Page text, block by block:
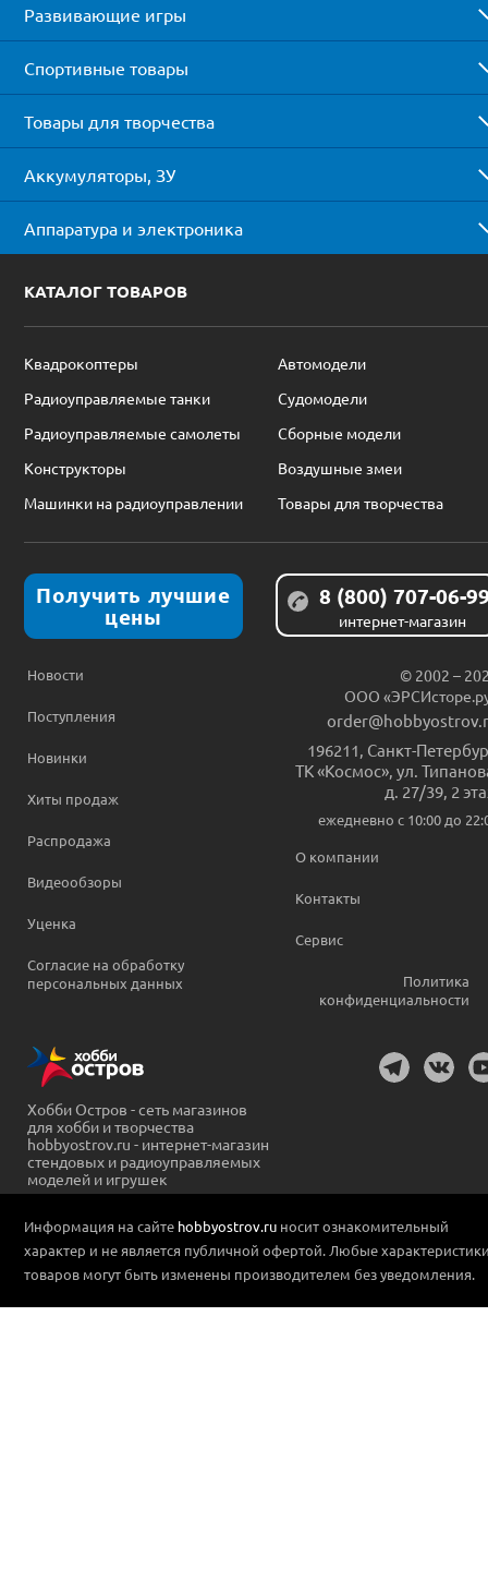
Развивающие игры
Спортивные товары
Товары для творчества
Аккумуляторы, ЗУ
Аппаратура и электроника
КАТАЛОГ ТОВАРОВ
Квадрокоптеры
Автомодели
Радиоуправляемые танки
Судомодели
Радиоуправляемые самолеты
Сборные модели
Конструкторы
Воздушные змеи
Машинки на радиоуправлении
Товары для творчества
Получить лучшие
цены
8 (800) 707-06-
интернет-магазин
Новости
Поступления
Новинки
Хиты продаж
Распродажа
Видеообзоры
Уценка
Согласие на обработку
персональных данных
© 2002 –
ООО
196211 Санкт-
ТК «Космос», ул.
д. 27/39, 2
ежедневно c 10:00 до
О компании
Контакты
Сервис
Политика
конфиденциальности
Хобби Остров - сеть магазинов
для хобби и творчества
hobbyostrov.ru - интернет-магазин
стендовых и радиоуправляемых
моделей и игрушек
Информация на сайте hobbyostrov.ru носит ознакомительный
характер и не является публичной офертой. Любые
товаров могут быть изменены производителем без уведомления.